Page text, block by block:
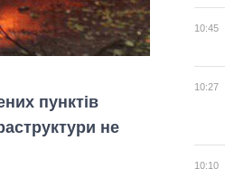
пунктів
не
10:45
10:27
10:10